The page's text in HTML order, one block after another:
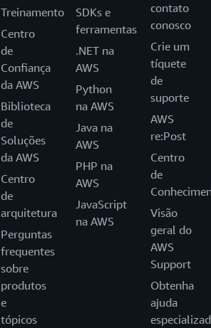
Treinamento
Centro
de
Confiança
da AWS
Biblioteca
de
Soluções
da AWS
Centro
de
arquitetura
Perguntas
frequentes
sobre
produtos
e
tópicos
SDKs e
ferramentas
.NET na
AWS
Python
na AWS
Java na
AWS
PHP na
AWS
JavaScript
na AWS
contato
conosco
Crie um
tíquete
de
suporte
AWS
re:Post
Centro
de
Visão
geral do
AWS
Support
Obtenha
ajuda